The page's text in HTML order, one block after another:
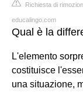
Richiesta di
educalingo.com
Qual è la
L'elemento
costituisce
una situazione,